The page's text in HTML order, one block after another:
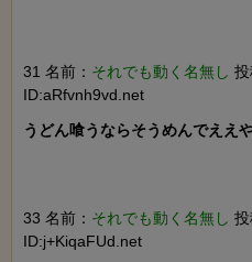
31 名前： それでも動く名無し
ID:aRfvnh9vd.net
うどん喰うならそうめんでええ
33 名前： それでも動く名無し
ID:j+KiqaFUd.net